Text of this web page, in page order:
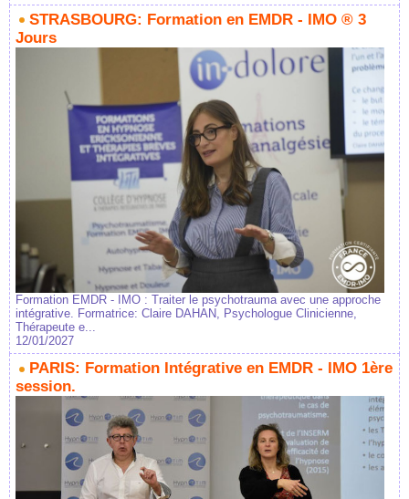
STRASBOURG: Formation en EMDR - IMO ® 3
Jours
Formation EMDR - IMO : Traiter le psychotrauma avec une approche
intégrative. Formatrice: Claire DAHAN, Psychologue Clinicienne,
Thérapeute e...
12/01/2027
PARIS: Formation Intégrative en EMDR - IMO 1ère
session.